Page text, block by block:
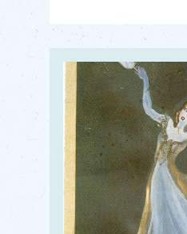
εκπαιδευτικούς
συλλόγους
παραγωγούς